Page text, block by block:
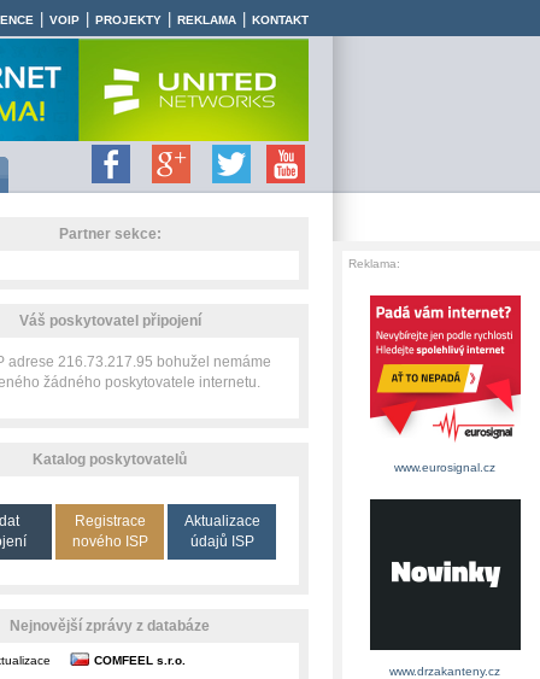
VOIP PROJEKTY REKLAMA KONTAKT
Partner sekce:
Váš poskytovatel připojení
adrese 216.73.217.95 bohužel nemáme
žádného poskytovatele internetu.
Katalog poskytovatelů
Registrace
nového ISP
Aktualizace
údajů ISP
Nejnovější zprávy z databáze
COMFEEL s.r.o.
Reklama:
www.eurosignal.cz
www.drzakanteny.cz